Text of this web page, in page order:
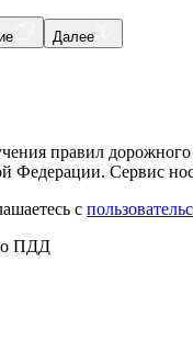
Далее
правил
Федерации. Сервис
с
ПДД